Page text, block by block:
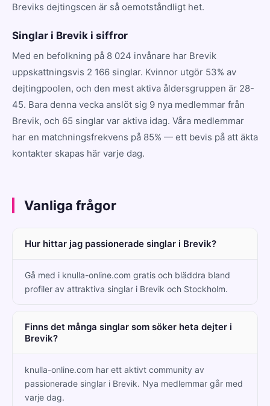
Breviks dejtingscen är så oemotståndligt het.
Singlar i Brevik i siffror
Med en befolkning på 8 024 invånare har Brevik
uppskattningsvis 2 166 singlar. Kvinnor utgör 53% av
dejtingpoolen, och den mest aktiva åldersgruppen är 28-
45. Bara denna vecka anslöt sig 9 nya medlemmar från
Brevik, och 65 singlar var aktiva idag. Våra medlemmar
har en matchningsfrekvens på 85% — ett bevis på att äkta
kontakter skapas här varje dag.
Vanliga frågor
Hur hittar jag passionerade singlar i Brevik?
Gå med i knulla-online.com gratis och bläddra bland
profiler av attraktiva singlar i Brevik och Stockholm.
Finns det många singlar som söker heta dejter i
Brevik?
knulla-online.com har ett aktivt community av
passionerade singlar i Brevik. Nya medlemmar går med
varje dag.